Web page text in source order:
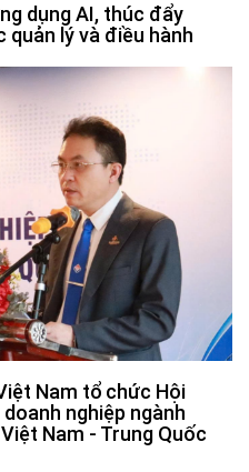
dụng AI, thúc đẩy
lý và điều hành
Nam tổ chức Hội
nghiệp ngành
Nam - Trung Quốc